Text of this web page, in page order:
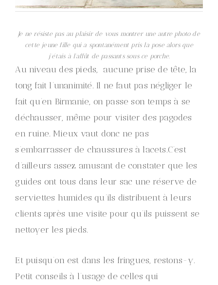
Je ne résiste pas au plaisir de vous montrer une autre photo de
cette jeune fille qui a spontanément pris la pose alors que
j’étais à l’affût de passants sous ce porche.
Au niveau des pieds, aucune prise de tête, la
tong fait l’unanimité. Il ne faut pas négliger le
fait qu’en Birmanie, on passe son temps à se
déchausser, même pour visiter des pagodes
en ruine. Mieux vaut donc ne pas
s’embarrasser de chaussures à lacets.C’est
d’ailleurs assez amusant de constater que les
guides ont tous dans leur sac une réserve de
serviettes humides qu’ils distribuent à leurs
clients après une visite pour qu’ils puissent se
nettoyer les pieds.
Et puisqu’on est dans les fringues, restons-y.
Petit conseils à l’usage de celles qui